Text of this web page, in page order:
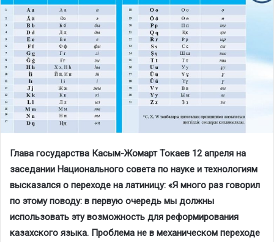
Глава государства Касым-Жомарт Токаев 12 апреля на
заседании Национального совета по науке и технологиям
высказался о переходе на латиницу: «Я много раз говорил
по этому поводу: в первую очередь мы должны
использовать эту возможность для реформирования
казахского языка. Проблема не в механическом переходе